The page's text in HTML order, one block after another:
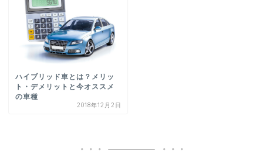
ハイブリッド車とは？メリッ
ト・デメリットと今オススメ
の車種
2018年12月2日